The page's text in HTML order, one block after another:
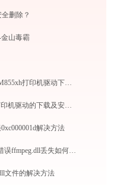
删除？
山毒霸
必看！HP Color LaserJet Enterprise M855xh打印机驱动下载与安装的正确姿势
从零开始：惠普M701a (B6S00A)打印机驱动的下载及安装流程
解决方法
badlion client Badlion Client.exe系统错误ffmpeg.dll丢失如何解决
文件的解决方法